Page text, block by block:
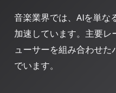
音楽業界では、AIを単な
加速しています。主要
ューサーを組み合わせ
でいます。